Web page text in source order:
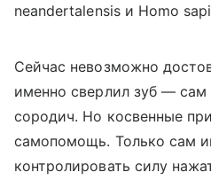
neandertalensis и Homo
Сейчас невозможно
именно сверлил зуб — сам
сородич. Но косвенные
самопомощь. Только сам
контролировать силу